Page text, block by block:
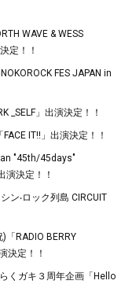
WAVE & WESS
定！！
FES JAPAN in
_SELF」出演決定！！
IT!!」出演決定！！
"45th/45days"
演決定！！
ン‧ロック列島 CIRCUIT
「RADIO BERRY
決定！！
くガキ３周年企画「Hello